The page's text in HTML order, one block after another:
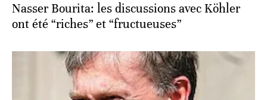
Nasser Bourita: les discussions avec Köhler
ont été “riches” et “fructueuses”